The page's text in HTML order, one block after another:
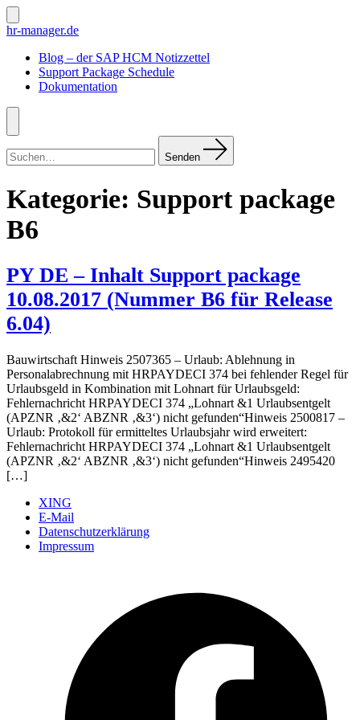
Zum
Inhalt
Suche
ein-/ausblenden
hr-manager.de
Blog – der SAP HCM Notizzettel
Support Package Schedule
Dokumentation
Menü
nach:
Senden
Kategorie: Support package
B6
PY DE – Inhalt Support package
10.08.2017 (Nummer B6 für Release
6.04)
Bauwirtschaft Hinweis 2507365 – Urlaub: Ablehnung in
Personalabrechnung mit HRPAYDECI 374 bei fehlender Regel für
Urlaubsgeld in Kombination mit Lohnart für Urlaubsgeld:
Fehlernachricht HRPAYDECI 374 „Lohnart &1 Urlaubsentgelt
(APZNR ‚&2‘ ABZNR ‚&3‘) nicht gefunden“Hinweis 2500817 –
Urlaub: Protokoll für ermitteltes Urlaubsjahr wird erweitert:
Fehlernachricht HRPAYDECI 374 „Lohnart &1 Urlaubsentgelt
(APZNR ‚&2‘ ABZNR ‚&3‘) nicht gefunden“Hinweis 2495420
[…]
XING
E-Mail
Datenschutzerklärung
Impressum